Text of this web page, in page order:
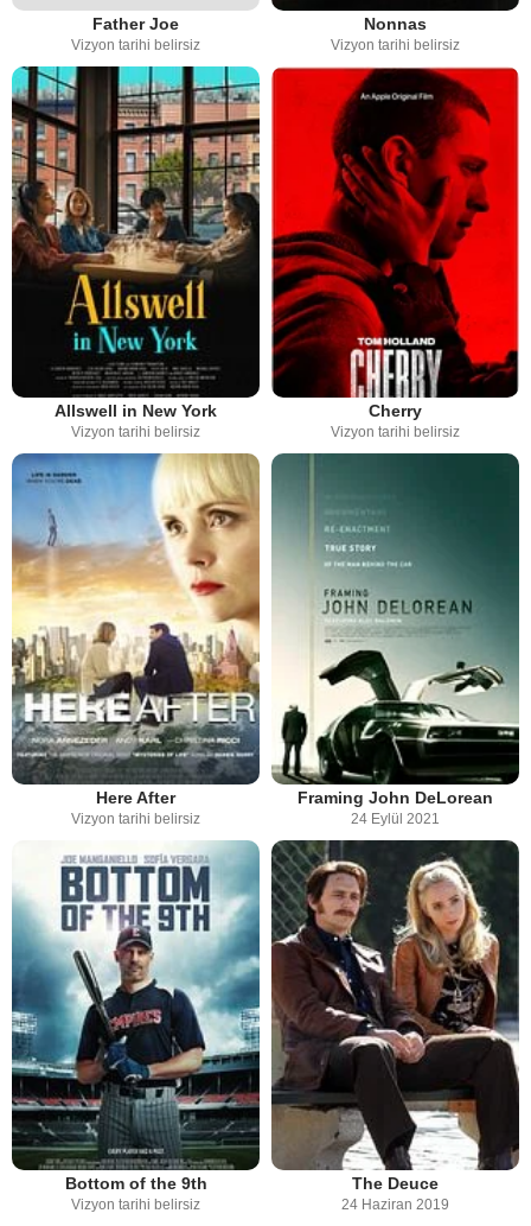
Father Joe
Vizyon tarihi belirsiz
Nonnas
Vizyon tarihi belirsiz
Allswell in New York
Vizyon tarihi belirsiz
Cherry
Vizyon tarihi belirsiz
Here After
Vizyon tarihi belirsiz
Framing John DeLorean
24 Eylül 2021
Bottom of the 9th
Vizyon tarihi belirsiz
The Deuce
24 Haziran 2019